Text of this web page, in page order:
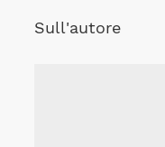
Sull'autore